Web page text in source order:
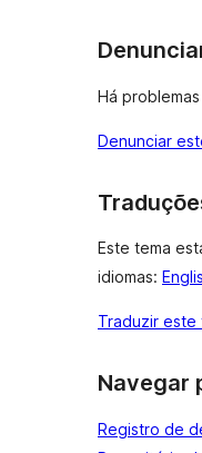
Há
Denunciar
Este tema
idiomas:
Traduzir este
Navegar
Registro de